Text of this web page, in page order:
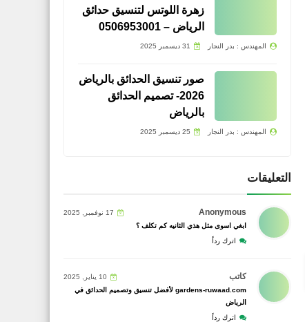
زهرة اللوتس لتنسيق حدائق
الرياض – 0506953001
المهندس : بدر النجار 31 ديسمبر 2025
صور تنسيق الحدائق بالرياض
2026- تصميم الحدائق
بالرياض
المهندس : بدر النجار 25 ديسمبر 2025
التعليقات
Anonymous
17 نوفمبر, 2025
ابغي اسوى مثل هذي الثانيه كم تكلف ؟
اترك رداً
كاتب
10 يناير, 2025
gardens-ruwaad.com لأفضل تنسيق وتصميم الحدائق في
الرياض
اترك رداً